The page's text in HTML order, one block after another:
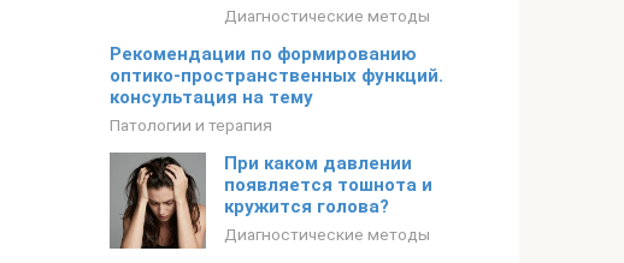
Диагностические методы
Рекомендации по формированию
оптико-пространственных функций.
консультация на тему
Патологии и терапия
При каком давлении
появляется тошнота и
кружится голова?
Диагностические методы